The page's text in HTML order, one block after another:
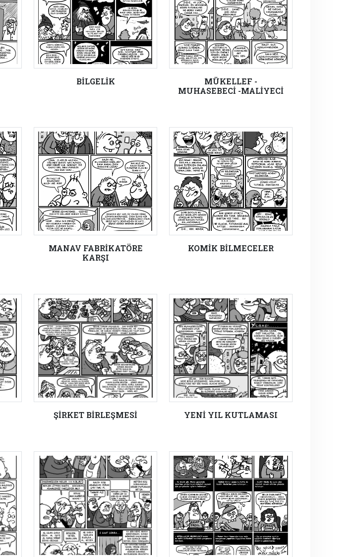
BİLGELİK
MÜKELLEF -
MUHASEBECİ -MALİYECİ
MANAV FABRİKATÖRE
KARŞI
KOMİK BİLMECELER
ŞİRKET BİRLEŞMESİ YENİ YIL KUTLAMASI